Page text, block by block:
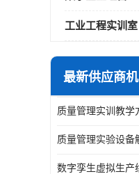
工业工程实训室
最新供应商机